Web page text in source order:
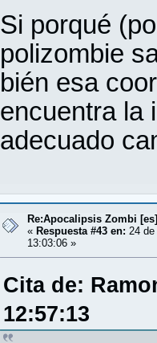
Si porqué
polizombie
bién esa
encuentra la
adecuado
Re:Apocalipsis Zombi [es]
« Respuesta #43 en: 24
13:03:06 »
Cita de:
12:57:13